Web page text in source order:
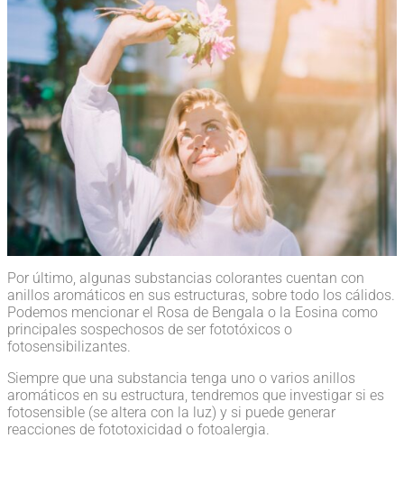
Por último, algunas substancias colorantes cuentan con
anillos aromáticos en sus estructuras, sobre todo los cálidos.
Podemos mencionar el Rosa de Bengala o la Eosina como
principales sospechosos de ser fototóxicos o
fotosensibilizantes.
Siempre que una substancia tenga uno o varios anillos
aromáticos en su estructura, tendremos que investigar si es
fotosensible (se altera con la luz) y si puede generar
reacciones de fototoxicidad o fotoalergia.